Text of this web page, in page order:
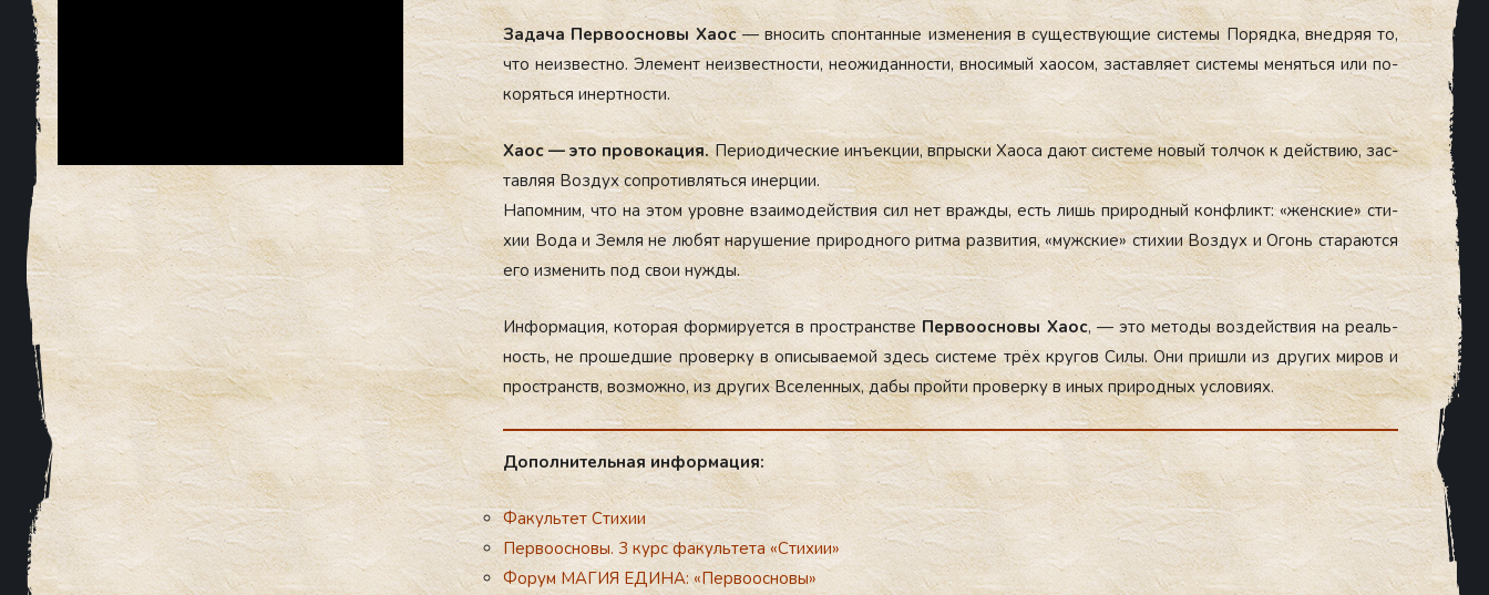
За­дача Пер­во­ос­но­вы Ха­ос— вно­сить спон­танные из­ме­нения в су­щес­тву­ющие сис­те­мы По­ряд­ка, внед­ряя то,
что не­из­вес­тно. Эле­мент не­из­вес­тнос­ти, не­ожи­дан­ности, вно­симый ха­осом, зас­тавля­ет сис­те­мы ме­нять­ся или по­
корять­ся инер­тнос­ти.
Ха­ос — это про­вока­ция.Пе­ри­оди­чес­кие инъ­ек­ции, впрыс­ки Ха­оса да­ют сис­те­ме но­вый тол­чок к дей­ствию, зас­
тавляя Воз­дух соп­ро­тив­лять­ся инер­ции.
На­пом­ним, что на этом уров­не вза­имо­дей­ствия сил нет враж­ды, есть лишь при­род­ный кон­фликт: «жен­ские» сти­
хии Во­да и Зем­ля не лю­бят на­руше­ние при­род­но­го рит­ма раз­ви­тия, «муж­ские» сти­хии Воз­дух и Огонь ста­ра­ют­ся
его из­ме­нить под свои нуж­ды.
Ин­форма­ция, ко­торая фор­ми­ру­ет­ся в прос­транс­тве Пер­во­ос­но­вы Ха­ос, — это ме­тоды воз­дей­ствия на ре­аль­
ность, не про­шед­шие про­вер­ку в опи­сыва­емой здесь сис­те­ме трёх кру­гов Си­лы. Они приш­ли из дру­гих ми­ров и
прос­транств, воз­можно, из дру­гих Все­лен­ных, да­бы прой­ти про­вер­ку в иных при­род­ных ус­ло­ви­ях.
До­пол­ни­тель­ная ин­форма­ция:
Факультет Стихии
Первоосновы. 3 курс факультета «Стихии»
Форум МАГИЯ ЕДИНА: «Первоосновы»